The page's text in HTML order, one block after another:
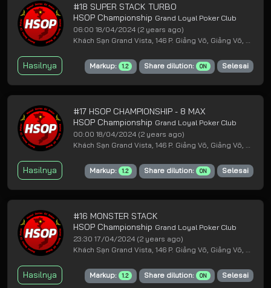
#18 SUPER STACK TURBO
HSOP Championship Grand Loyal Poker Club
06:00 18/04/2024 (2 years ago)
Hasilnya Markup: 1.2 Share dilution: ON Selesai
#17 HSOP CHAMPIONSHIP - 8 MAX
HSOP Championship Grand Loyal Poker Club
00:00 18/04/2024 (2 years ago)
Hasilnya Markup: 1.2 Share dilution: ON Selesai
#16 MONSTER STACK
HSOP Championship Grand Loyal Poker Club
23:30 17/04/2024 (2 years ago)
Hasilnya Markup: 1.2 Share dilution: ON Selesai